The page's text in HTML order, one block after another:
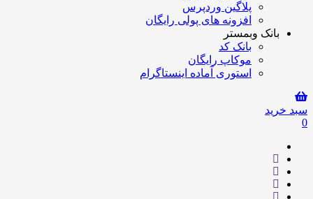
پلاگین وردپرس
افزونه های پولی رایگان
بانک وبمستر
بانک کد
موکاپ رایگان
استوری آماده اینستاگرام
سبد خرید
0